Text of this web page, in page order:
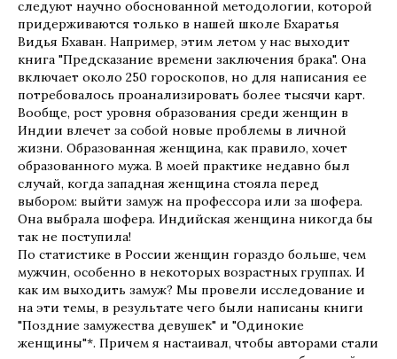
следуют научно обоснованной методологии, которой
придерживаются только в нашей школе Бхаратья
Видья Бхаван. Например, этим летом у нас выходит
книга "Предсказание времени заключения брака". Она
включает около 250 гороскопов, но для написания ее
потребовалось проанализировать более тысячи карт.
Вообще, рост уровня образования среди женщин в
Индии влечет за собой новые проблемы в личной
жизни. Образованная женщина, как правило, хочет
образованного мужа. В моей практике недавно был
случай, когда западная женщина стояла перед
выбором: выйти замуж на профессора или за шофера.
Она выбрала шофера. Индийская женщина никогда бы
так не поступила!
По статистике в России женщин гораздо больше, чем
мужчин, особенно в некоторых возрастных группах. И
как им выходить замуж? Мы провели исследование и
на эти темы, в результате чего были написаны книги
"Поздние замужества девушек" и "Одинокие
женщины"*. Причем я настаивал, чтобы авторами стали